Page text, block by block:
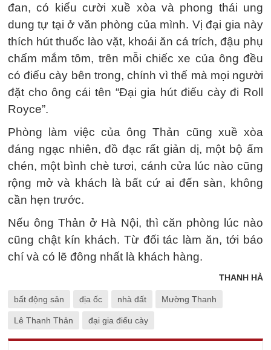
đan, có kiểu cười xuề xòa và phong thái ung
dung tự tại ở văn phòng của mình. Vị đại gia này
thích hút thuốc lào vặt, khoái ăn cá trích, đậu phụ
chấm mắm tôm, trên mỗi chiếc xe của ông đều
có điếu cày bên trong, chính vì thế mà mọi người
đặt cho ông cái tên “Đại gia hút điếu cày đi Roll
Royce”.
Phòng làm việc của ông Thản cũng xuề xòa
đáng ngạc nhiên, đồ đạc rất giản dị, một bộ ấm
chén, một bình chè tươi, cánh cửa lúc nào cũng
rộng mở và khách là bất cứ ai đến sàn, không
cần hẹn trước.
Nếu ông Thản ở Hà Nội, thì căn phòng lúc nào
cũng chật kín khách. Từ đối tác làm ăn, tới báo
chí và có lẽ đông nhất là khách hàng.
THANH HÀ
bất động sản địa ốc nhà đất Mường Thanh
Lê Thanh Thản đại gia điếu cày